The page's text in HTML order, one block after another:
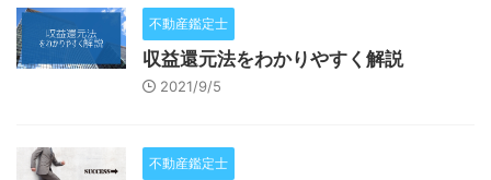
不動産鑑定士
収益還元法をわかりやすく解説
2021/9/5
不動産鑑定士